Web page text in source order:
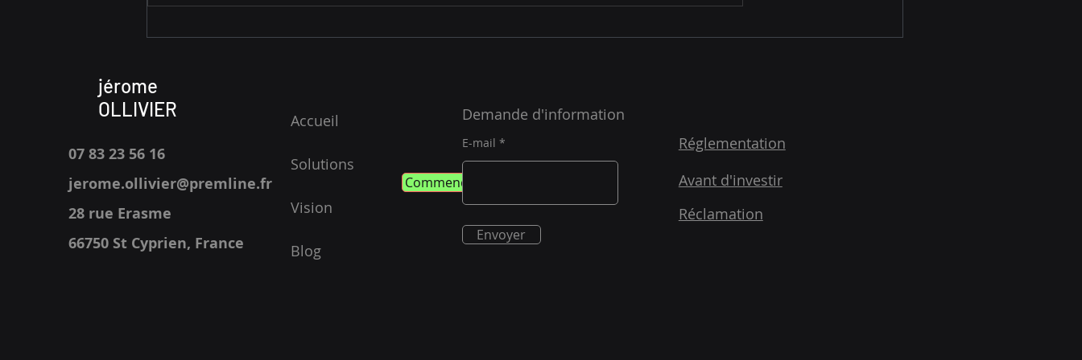
jérome
OLLIVIER
07 83 23 56 16
jerome.ollivier@premline.fr
28 rue Erasme
66750 St Cyprien, France
Accueil
Solutions
Vision
Blog
Commencer
Demande d'information
E-mail
Envoyer
Réglementation
Avant d'investir
Réclamation